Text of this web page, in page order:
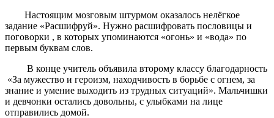
Настоящим мозговым штурмом оказалось нелёгкое
задание «Расшифруй». Нужно расшифровать пословицы и
поговорки , в которых упоминаются «огонь» и «вода» по
первым буквам слов.
В конце учитель объявила второму классу благодарность
«За мужество и героизм, находчивость в борьбе с огнем, за
знание и умение выходить из трудных ситуаций». Мальчишки
и девчонки остались довольны, с улыбками на лице
отправились домой.